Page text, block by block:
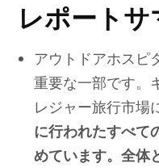
レポートサ
アウトドアホスピ
重要な一部です。
レジャー旅行市場
に行われたすべて
めています。全体